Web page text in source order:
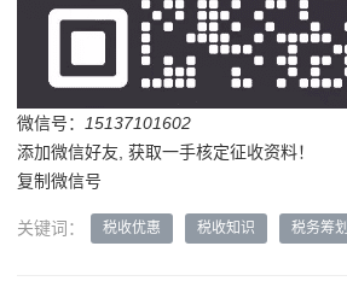
微信号：
15137101602
添加微信好友, 获取一手核定征收资料！
复制微信号
关键词： 税收优惠 税收知识 税务筹划